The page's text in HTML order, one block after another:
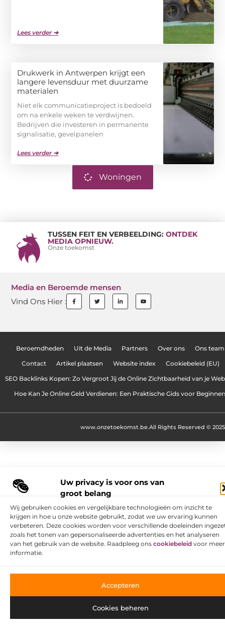
Uw privacy is voor ons van
groot belang
Wij gebruiken cookies en vergelijkbare technologieën om inzicht te
krijgen in hoe u onze website gebruikt, zodat we uw ervaring kunnen
verbeteren. Deze cookies worden voor verschillende doeleinden
zoals het tonen van gepersonaliseerde advertenties en het analyseren
van het gebruik van de website. Raadpleeg ons cookiebeleid voor meer
informatie.
Accepteren
Cookies beheren
Lees verder ➜
Drukwerk in Antwerpen krijgt een
langere levensduur met duurzame
materialen
Niet elk communicatieproject is bedoeld
om na enkele weken te verdwijnen.
Bedrijven die investeren in permanente
signalisatie, gevelpanelen
Lees verder ➜
Woningen
TUSSEN FEIT EN VERBEELDING: ONTDEK
MEDIA OPNIEUW.
Onze toekomst
Media en Beroemde mensen
Vind Ons Hier :
Beroemdheden Uit de Media Partners Over ons Ons team
Contact Artikel plaatsen Website index Cookiebeleid (EU)
SEO Backlinks Kopen: Zo Vergroot Jij de Online Zichtbaarheid van je
Hoe Kan Je Online Geld Verdienen: Een Praktische Gids voor
All Rights Reserved © 2025
www.onzetoekomst.be.